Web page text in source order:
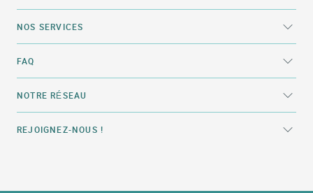
NOS SERVICES
FAQ
NOTRE RÉSEAU
REJOIGNEZ-NOUS !